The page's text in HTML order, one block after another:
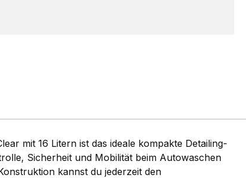
mit 16 Litern ist das ideale kompakte Detailing-
Sicherheit und Mobilität beim Autowaschen
kannst du jederzeit den